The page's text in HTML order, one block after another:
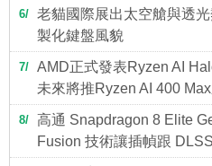
6
老貓國際展出太空艙與透
製化鍵盤風貌
7
AMD正式發表Ryzen AI
未來將推Ryzen AI 400
8
高通 Snapdragon 8 Elite
Fusion 技術讓插幀跟